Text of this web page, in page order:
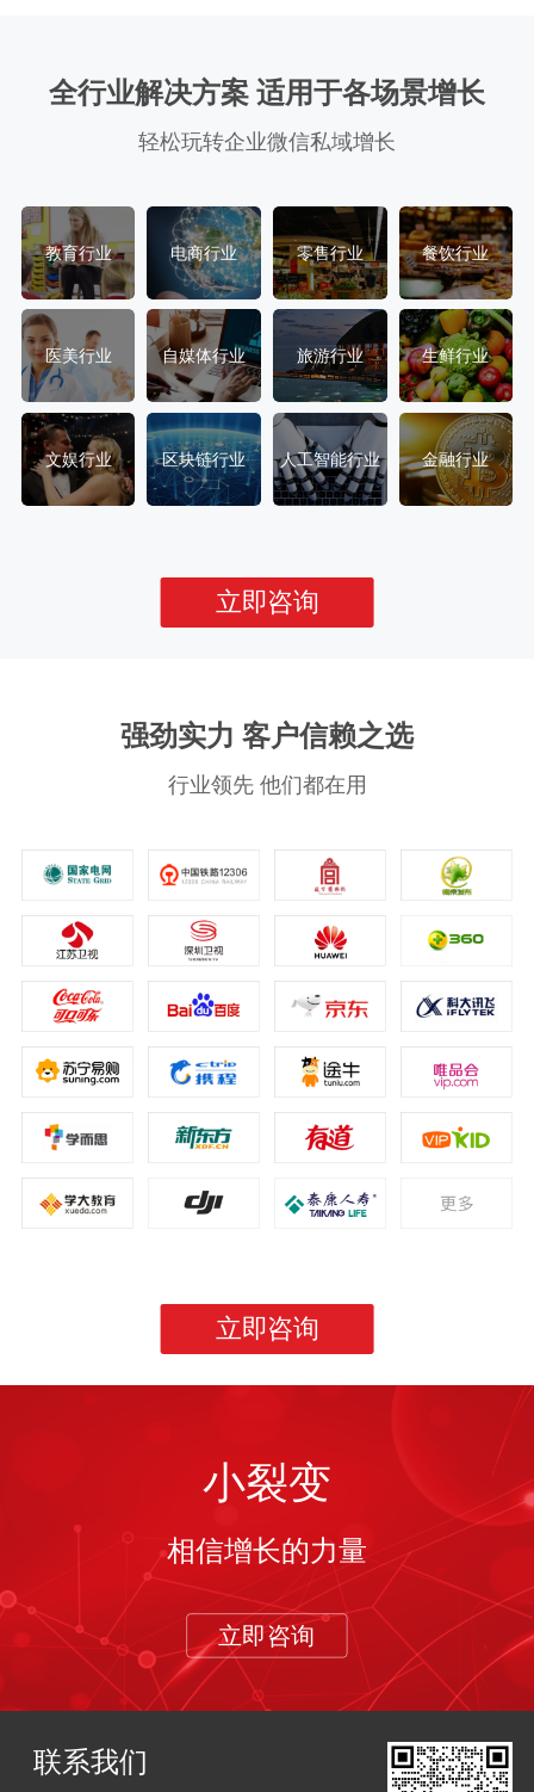
全行业解决方案 适用于各场景增长
轻松玩转企业微信私域增长
教育行业 电商行业 零售行业 餐饮行业
医美行业 自媒体行业 旅游行业 生鲜行业
文娱行业 区块链行业 人工智能行业 金融行业
立即咨询
强劲实力 客户信赖之选
行业领先 他们都在用
立即咨询
小裂变
相信增长的力量
立即咨询
联系我们